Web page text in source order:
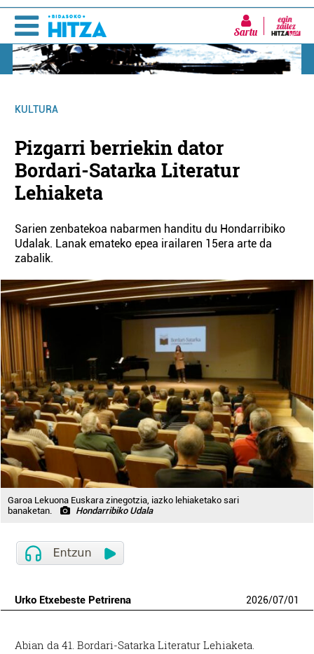
Sartu
KULTURA
Pizgarri berriekin dator
Bordari-Satarka Literatur
Lehiaketa
Sarien zenbatekoa nabarmen handitu du Hondarribiko
Udalak. Lanak emateko epea irailaren 15era arte da
zabalik.
Garoa Lekuona Euskara zinegotzia, iazko lehiaketako sari
banaketan.
Hondarribiko Udala
Urko Etxebeste Petrirena 2026/07/01
Abian da 41. Bordari-Satarka Literatur Lehiaketa.